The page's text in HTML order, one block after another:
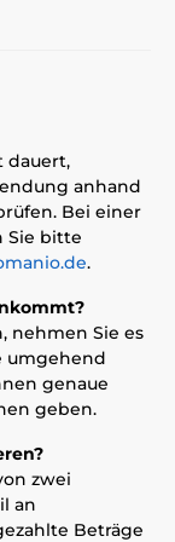
dauert,
anhand
Bei einer
Sie bitte
.
nehmen Sie es
umgehend
genaue
geben.
zwei
an
Beträge